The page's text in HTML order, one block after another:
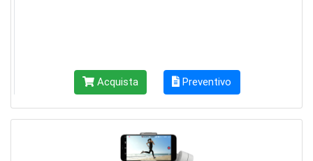
Acquista Preventivo